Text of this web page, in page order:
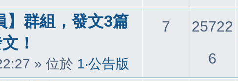
看
】群組，發文3篇
！
» 位於 1‧公告版
7回
25722
6觀